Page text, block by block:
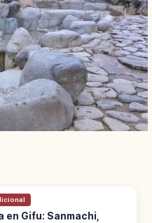
en Gifu: Sanmachi,